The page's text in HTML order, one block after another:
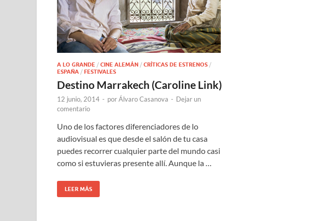
A LO GRANDE / CINE ALEMÁN / CRÍTICAS DE ESTRENOS /
ESPAÑA / FESTIVALES
Destino Marrakech (Caroline Link)
12 junio, 2014 - porÁlvaro Casanova - Dejar un
comentario
Uno de los factores diferenciadores de lo
audiovisual es que desde el salón de tu casa
puedes recorrer cualquier parte del mundo casi
como si estuvieras presente allí. Aunque la …
LEER MÁS